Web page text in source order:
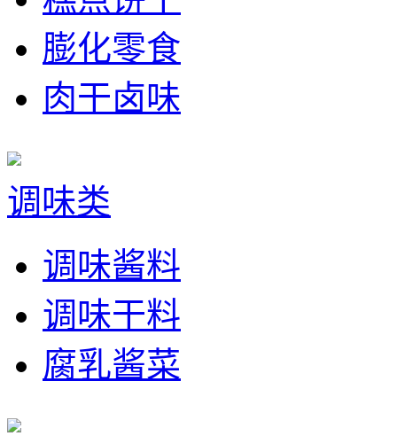
膨化零食
肉干卤味
调味类
调味酱料
调味干料
腐乳酱菜